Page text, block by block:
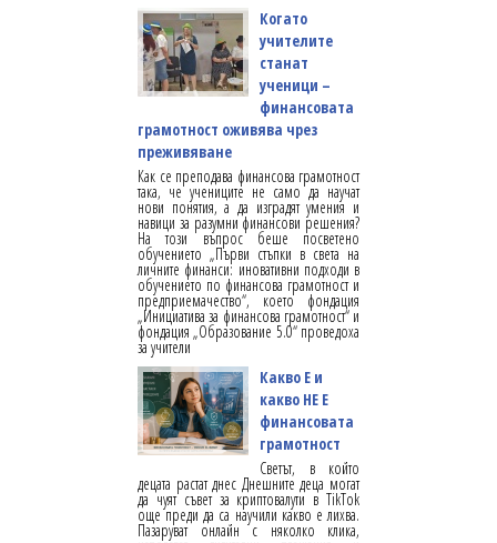
Когато
учителите
станат
ученици –
финансовата
грамотност оживява чрез
преживяване
Как се преподава финансова грамотност
така, че учениците не само да научат
нови понятия, а да изградят умения и
навици за разумни финансови решения?
На този въпрос беше посветено
обучението „Първи стъпки в света на
личните финанси: иновативни подходи в
обучението по финансова грамотност и
предприемачество“, което фондация
„Инициатива за финансова грамотност“ и
фондация „Образование 5.0“ проведоха
за учители
Какво Е и
какво НЕ Е
финансовата
грамотност
Светът, в който
децата растат днес Днешните деца могат
да чуят съвет за криптовалути в TikTok
още преди да са научили какво е лихва.
Пазаруват онлайн с няколко клика,